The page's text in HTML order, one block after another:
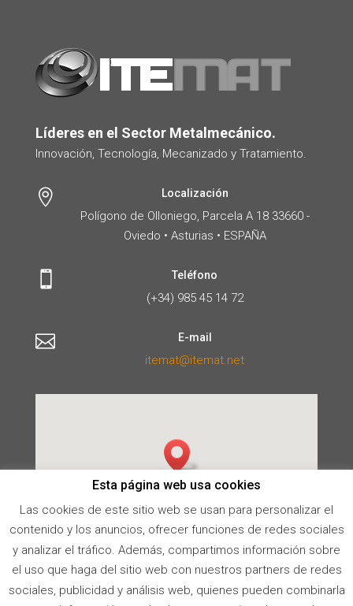
Líderes en el Sector Metalmecánico.
Innovación, Tecnología, Mecanizado y Tratamiento.
 Localización
Polígono de Olloniego, Parcela A 18 33660 -
Oviedo • Asturias • ESPAÑA
 Teléfono
(+34) 985 45 14 72
 E-mail
itemat@itemat.net
Esta página web usa cookies
Las cookies de este sitio web se usan para personalizar el
contenido y los anuncios, ofrecer funciones de redes sociales
y analizar el tráfico. Además, compartimos información sobre
el uso que haga del sitio web con nuestros partners de redes
sociales, publicidad y análisis web, quienes pueden combinarla